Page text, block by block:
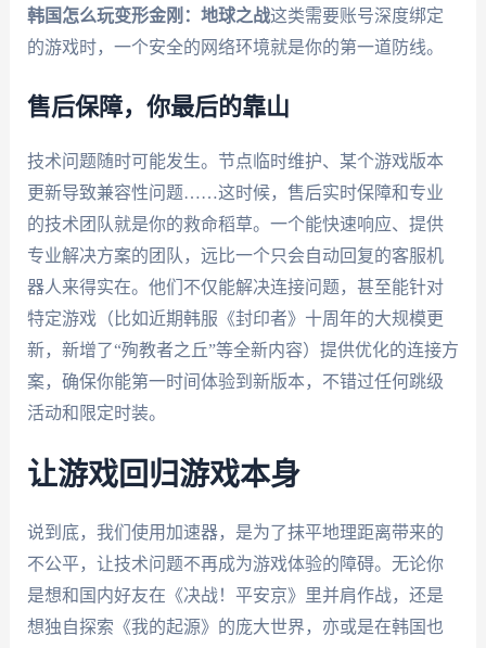
韩国怎么玩变形金刚：地球之战这类需要账号深度绑定
的游戏时，一个安全的网络环境就是你的第一道防线。
售后保障，你最后的靠山
技术问题随时可能发生。节点临时维护、某个游戏版本
更新导致兼容性问题……这时候，售后实时保障和专业
的技术团队就是你的救命稻草。一个能快速响应、提供
专业解决方案的团队，远比一个只会自动回复的客服机
器人来得实在。他们不仅能解决连接问题，甚至能针对
特定游戏（比如近期韩服《封印者》十周年的大规模更
新，新增了“殉教者之丘”等全新内容）提供优化的连接方
案，确保你能第一时间体验到新版本，不错过任何跳级
活动和限定时装。
让游戏回归游戏本身
说到底，我们使用加速器，是为了抹平地理距离带来的
不公平，让技术问题不再成为游戏体验的障碍。无论你
是想和国内好友在《决战！平安京》里并肩作战，还是
想独自探索《我的起源》的庞大世界，亦或是在韩国也